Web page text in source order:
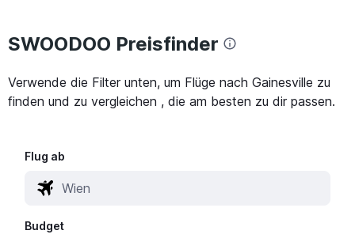
SWOODOO Preisfinder
Verwende die Filter unten, um Flüge nach Gainesville zu
finden und zu vergleichen , die am besten zu dir passen.
Flug ab
Budget